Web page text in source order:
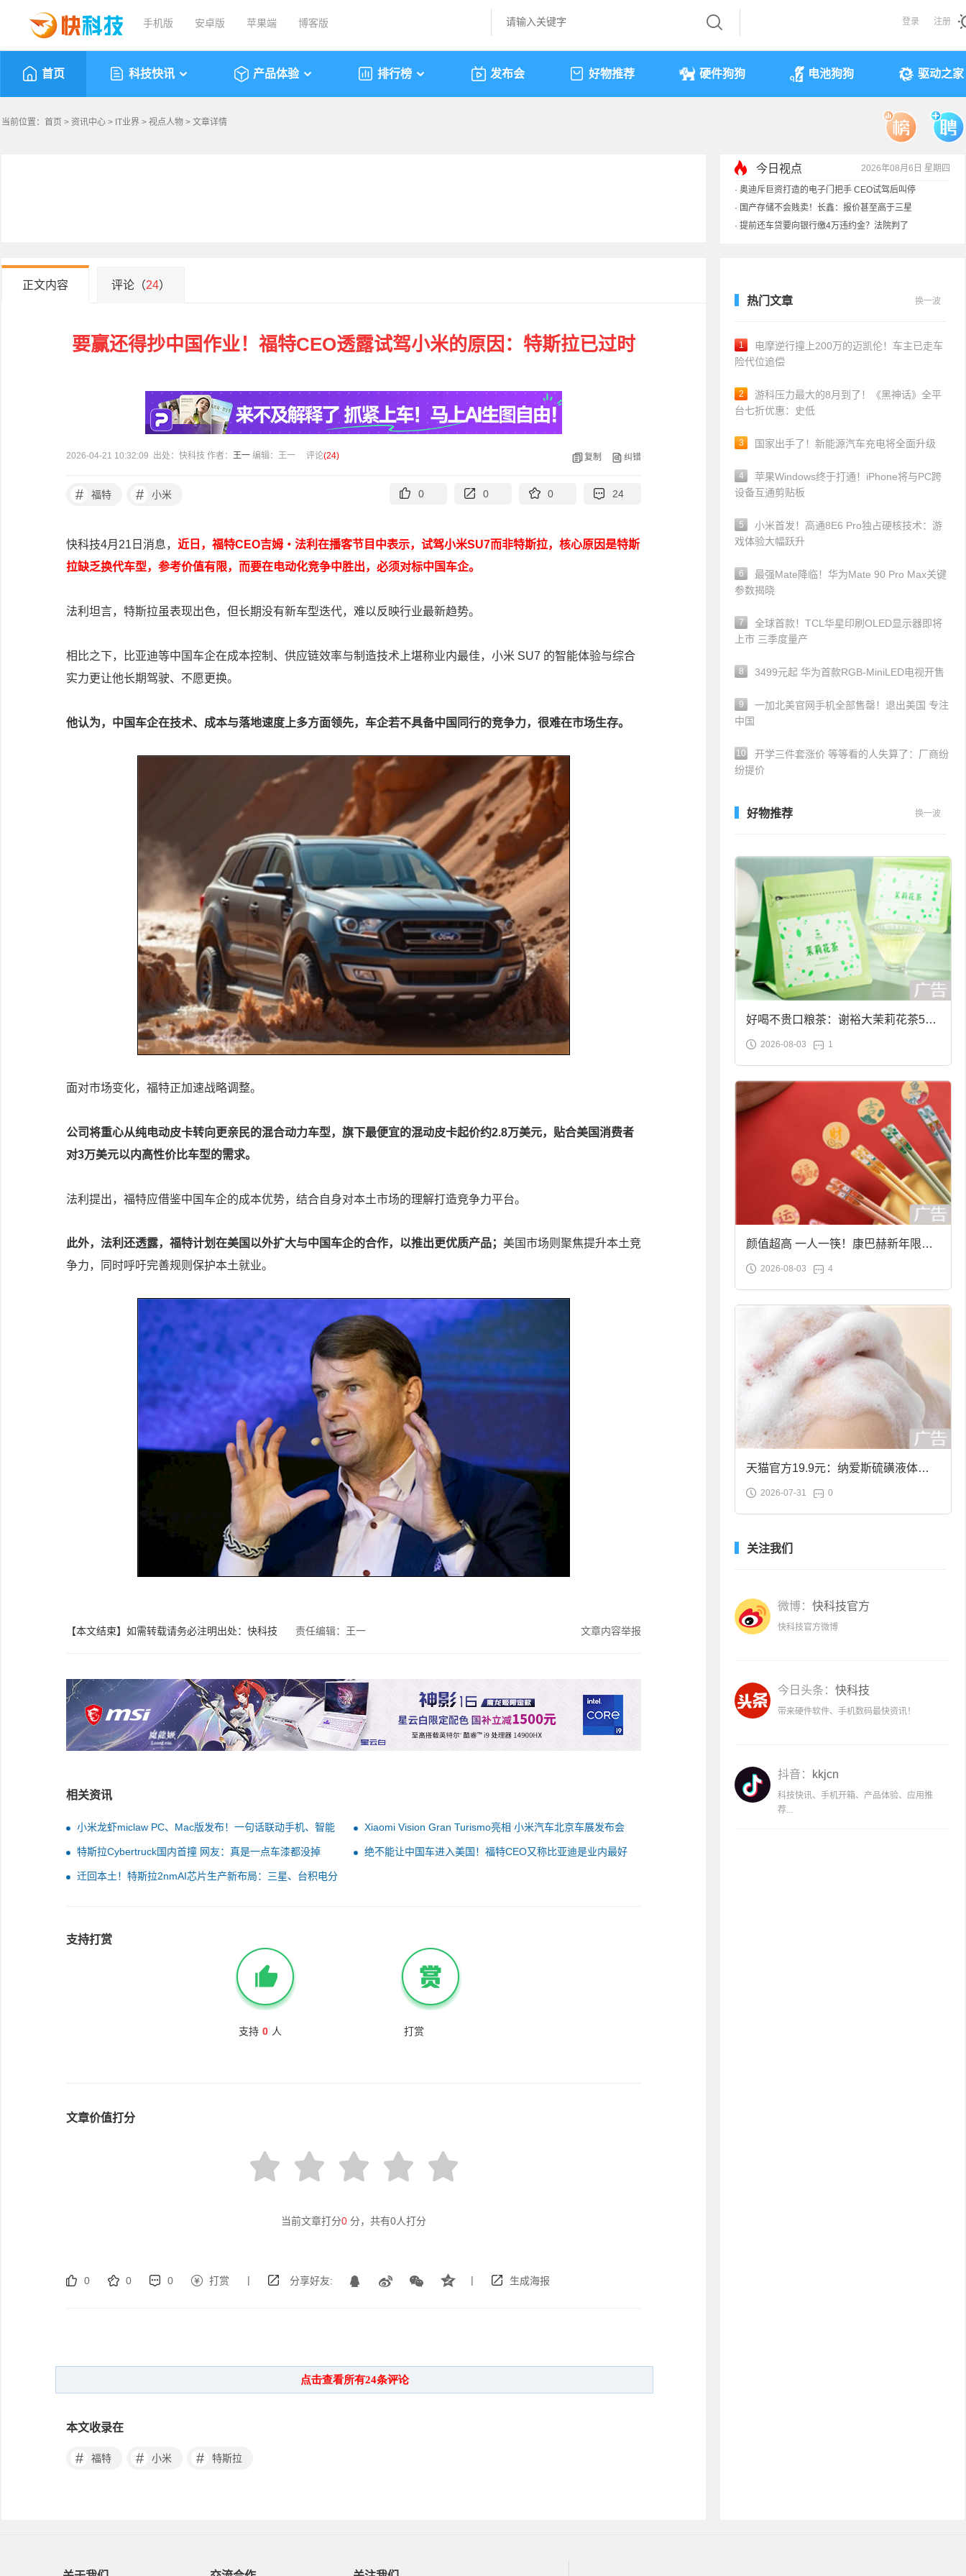
手机版 安卓版 苹果端 博客版 登录 注册
首页 科技快讯 产品体验 排行榜 发布会 好物推荐 硬件狗狗 电池狗狗 驱动之家
当前位置： 首页 > 资讯中心 > IT业界 > 视点人物 > 文章详情
今日视点 2026年08月6日 星期四
· 余承东回应发布会口误：起售价不是2499
· 奥迪斥巨资打造的电子门把手 CEO试驾后叫停
· 国产存储不会贱卖！长鑫：报价甚至高于三星
正文内容 评论（24）
要赢还得抄中国作业！福特CEO透露试驾小米的原因：特斯拉已过时
2026-04-21 10:32:09 出处：快科技 作者： 王一 编辑：王一 评论(24) 复制 纠错
# 福特 # 小米 0 0 0 24
快科技4月21日消息， 近日，福特CEO吉姆・法利在播客节目中表示，试驾小米SU7而非特斯拉，核心原因是特斯
拉缺乏换代车型，参考价值有限，而要在电动化竞争中胜出，必须对标中国车企。
法利坦言，特斯拉虽表现出色，但长期没有新车型迭代，难以反映行业最新趋势。
相比之下，比亚迪等中国车企在成本控制、供应链效率与制造技术上堪称业内最佳，小米 SU7 的智能体验与综合
实力更让他长期驾驶、不愿更换。
他认为，中国车企在技术、成本与落地速度上多方面领先，车企若不具备中国同行的竞争力，很难在市场生存。
面对市场变化，福特正加速战略调整。
公司将重心从纯电动皮卡转向更亲民的混合动力车型，旗下最便宜的混动皮卡起价约2.8万美元，贴合美国消费者
对3万美元以内高性价比车型的需求。
法利提出，福特应借鉴中国车企的成本优势，结合自身对本土市场的理解打造竞争力平台。
此外，法利还透露，福特计划在美国以外扩大与中国车企的合作，以推出更优质产品； 美国市场则聚焦提升本土竞
争力，同时呼吁完善规则保护本土就业。
【本文结束】如需转载请务必注明出处：快科技 责任编辑：王一 文章内容举报
相关资讯
小米龙虾miclaw PC、Mac版发布！一句话联动手机、智能
家居
Xiaomi Vision Gran Turismo亮相 小米汽车北京车展发布会
特斯拉Cybertruck国内首撞 网友：真是一点车漆都没掉
绝不能让中国车进入美国！福特CEO又称比亚迪是业内最好
迁回本土！特斯拉2nmAI芯片生产新布局：三星、台积电分
支持打赏
支持 0 人 打赏
文章价值打分
当前文章打分0 分，共有0人打分
0 0 0 打赏 | 分享好友: | 生成海报
本文收录在
# 福特 # 小米 # 特斯拉
热门文章 换一波
1
电摩逆行撞上200万的迈凯伦！车主已走车
险代位追偿
2
游科压力最大的8月到了！《黑神话》全平
台七折优惠：史低
3 国家出手了！新能源汽车充电将全面升级
4
苹果Windows终于打通！iPhone将与PC跨
设备互通剪贴板
5
小米首发！高通8E6 Pro独占硬核技术：游
戏体验大幅跃升
6
最强Mate降临！华为Mate 90 Pro Max关键
参数揭晓
7
全球首款！TCL华星印刷OLED显示器即将
上市 三季度量产
8 3499元起 华为首款RGB-MiniLED电视开售
9
一加北美官网手机全部售罄！退出美国 专注
中国
10
开学三件套涨价 等等看的人失算了：厂商纷
纷提价
好物推荐 换一波
好喝不贵口粮茶：谢裕大茉莉花茶50g
袋装9.9元到手
2026-08-03 1
颜值超高 一人一筷！康巴赫新年限定
合金筷子大促：19.9元
2026-08-03 4
天猫官方19.9元：纳爱斯硫磺液体香
皂2斤大促
2026-07-31 0
关注我们
微博： 快科技官方
快科技官方微博
今日头条： 快科技
带来硬件软件、手机数码最快资讯！
抖音： kkjcn
科技快讯、手机开箱、产品体验、应用推
荐...